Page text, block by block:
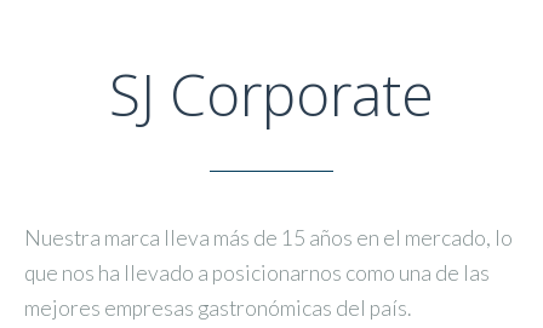
SJ Corporate
Nuestra marca lleva más de 15 años en el mercado, lo
que nos ha llevado a posicionarnos como una de las
mejores empresas gastronómicas del país.